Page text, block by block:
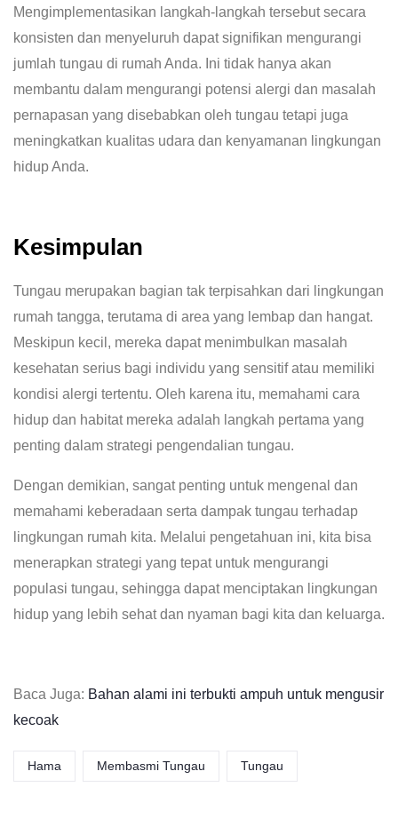
Mengimplementasikan langkah-langkah tersebut secara
konsisten dan menyeluruh dapat signifikan mengurangi
jumlah tungau di rumah Anda. Ini tidak hanya akan
membantu dalam mengurangi potensi alergi dan masalah
pernapasan yang disebabkan oleh tungau tetapi juga
meningkatkan kualitas udara dan kenyamanan lingkungan
hidup Anda.
Kesimpulan
Tungau merupakan bagian tak terpisahkan dari lingkungan
rumah tangga, terutama di area yang lembap dan hangat.
Meskipun kecil, mereka dapat menimbulkan masalah
kesehatan serius bagi individu yang sensitif atau memiliki
kondisi alergi tertentu. Oleh karena itu, memahami cara
hidup dan habitat mereka adalah langkah pertama yang
penting dalam strategi pengendalian tungau.
Dengan demikian, sangat penting untuk mengenal dan
memahami keberadaan serta dampak tungau terhadap
lingkungan rumah kita. Melalui pengetahuan ini, kita bisa
menerapkan strategi yang tepat untuk mengurangi
populasi tungau, sehingga dapat menciptakan lingkungan
hidup yang lebih sehat dan nyaman bagi kita dan keluarga.
Baca Juga: Bahan alami ini terbukti ampuh untuk mengusir
kecoak
Hama Membasmi Tungau Tungau